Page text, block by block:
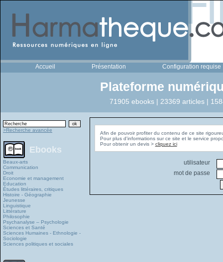
Accueil Présentation Configuration requise
Plateforme
71905 ebooks | 23369 articles |
>Recherche avancée
Ebooks
Beaux-arts
Communication
Droit
Economie et management
Education
Études littéraires, critiques
Histoire - Géographie
Jeunesse
Linguistique
Littérature
Philosophie
Psychanalyse – Psychologie
Sciences et Santé
Sciences Humaines - Ethnologie -
Sociologie
Sciences politiques et sociales
Afin de pouvoir profiter du contenu de ce site
Pour plus d'informations sur ce site et le service
Pour obtenir un devis > cliquez ici
utilisateur
mot de passe